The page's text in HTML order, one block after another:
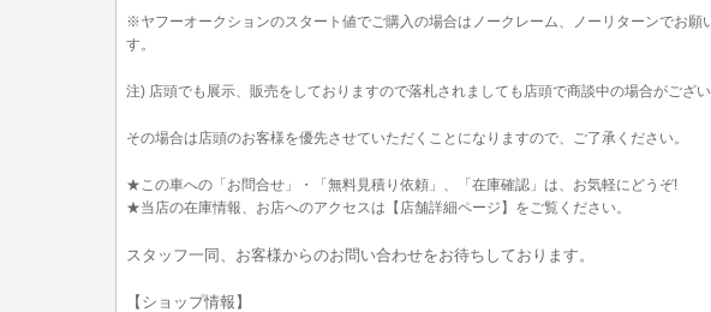
※ヤフーオークションのスタート値でご購入の場合はノークレーム、ノーリターンでお願
す。
注) 店頭でも展示、販売をしておりますので落札されましても店頭で商談中の場合がござ
その場合は店頭のお客様を優先させていただくことになりますので、ご了承ください。
★この車への「お問合せ」・「無料見積り依頼」、「在庫確認」は、お気軽にどうぞ!
★当店の在庫情報、お店へのアクセスは【店舗詳細ページ】をご覧ください。
スタッフ一同、お客様からのお問い合わせをお待ちしております。
【ショップ情報】